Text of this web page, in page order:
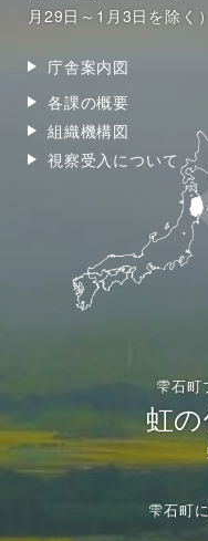
月29日～1月3日を除く）
庁舎案内図
各課の概要
組織機構図
視察受入について
雫石町
虹
雫石町